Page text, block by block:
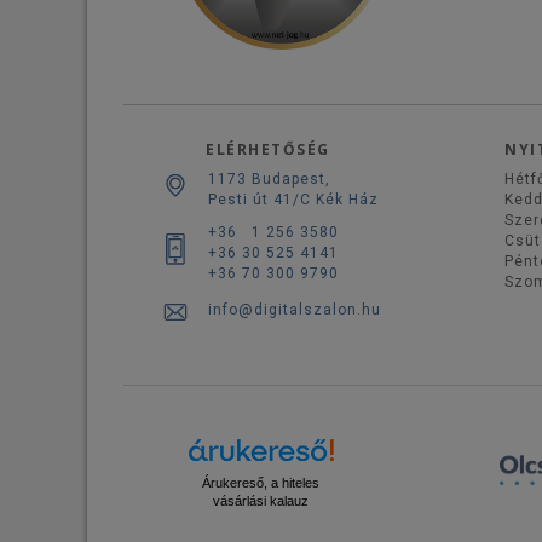
ELÉRHETŐSÉG
1173 Budapest,
Pesti út 41/C Kék Ház
+36 1 256 3580
+36 30 525 4141
+36 70 300 9790
info@digitalszalon.hu
Kedd
Árukereső, a hiteles
vásárlási kalauz